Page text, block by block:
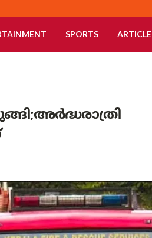
SPORTS ARTICLE